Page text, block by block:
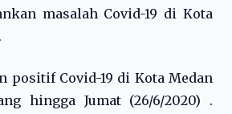
masalah Covid-19 di Kota
positif Covid-19 di Kota Medan
hingga Jumat (26/6/2020) .